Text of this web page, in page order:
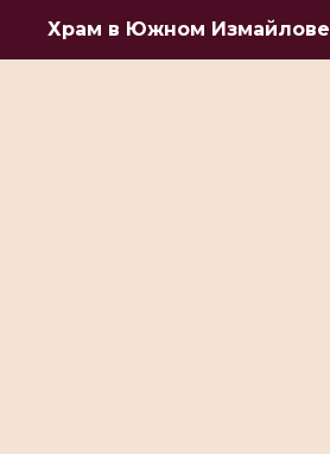
Храм в Южном Измайлове